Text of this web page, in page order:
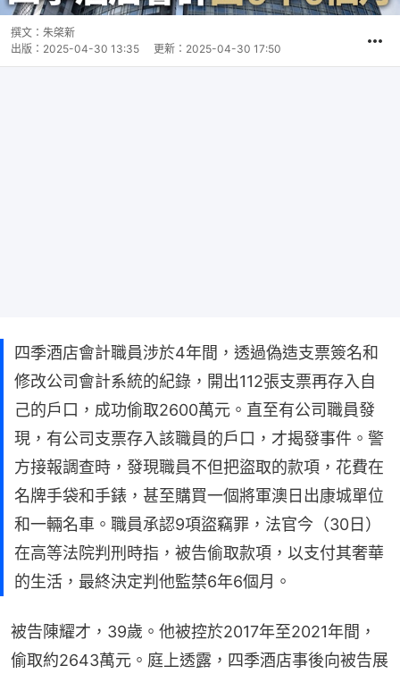
撰文： 朱棨新
出版： 2025-04-30 13:35 更新： 2025-04-30 17:50
四季酒店會計職員涉於4年間，透過偽造支票簽名和
修改公司會計系統的紀錄，開出112張支票再存入自
己的戶口，成功偷取2600萬元。直至有公司職員發
現，有公司支票存入該職員的戶口，才揭發事件。警
方接報調查時，發現職員不但把盜取的款項，花費在
名牌手袋和手錶，甚至購買一個將軍澳日出康城單位
和一輛名車。職員承認9項盜竊罪，法官今（30日）
在高等法院判刑時指，被告偷取款項，以支付其奢華
的生活，最終決定判他監禁6年6個月。
被告陳耀才，39歲。他被控於2017年至2021年間，
偷取約2643萬元。庭上透露，四季酒店事後向被告展